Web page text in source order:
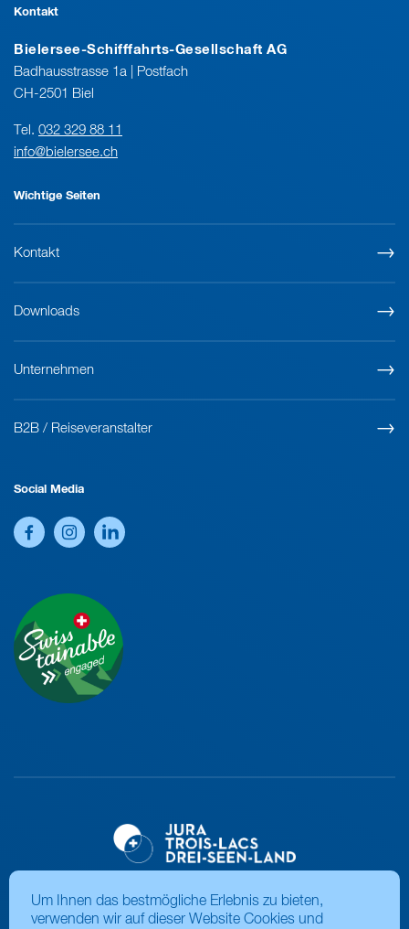
Kontakt
Bielersee-Schifffahrts-Gesellschaft AG
Badhausstrasse 1a | Postfach
CH-2501 Biel
Tel. 032 329 88 11
info@bielersee.ch
Wichtige Seiten
Kontakt
Downloads
Unternehmen
B2B / Reiseveranstalter
Social Media
Um Ihnen das bestmögliche Erlebnis zu bieten,
verwenden wir auf dieser Website Cookies und